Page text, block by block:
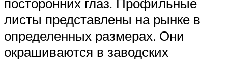
листы представлены на рынке в
определенных размерах. Они
окрашиваются в заводских